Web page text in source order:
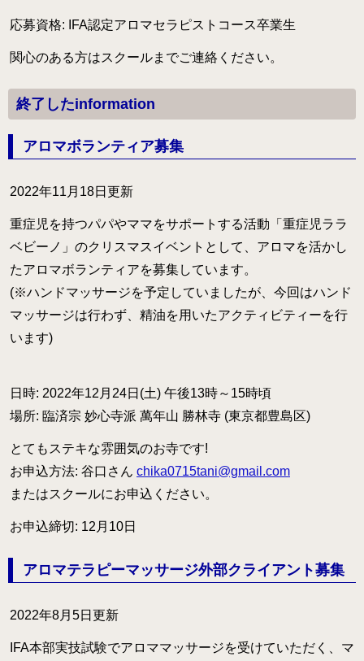
応募資格: IFA認定アロマセラピストコース卒業生
関心のある方はスクールまでご連絡ください。
終了したinformation
アロマボランティア募集
2022年11月18日更新
重症児を持つパパやママをサポートする活動「重症児ララ
ベビーノ」のクリスマスイベントとして、アロマを活かし
たアロマボランティアを募集しています。
(※ハンドマッサージを予定していましたが、今回はハンド
マッサージは行わず、精油を用いたアクティビティーを行
います)
日時: 2022年12月24日(土) 午後13時～15時頃
場所: 臨済宗 妙心寺派 萬年山 勝林寺 (東京都豊島区)
とてもステキな雰囲気のお寺です!
お申込方法: 谷口さん chika0715tani@gmail.com
またはスクールにお申込ください。
お申込締切: 12月10日
アロマテラピーマッサージ外部クライアント募集
2022年8月5日更新
IFA本部実技試験でアロママッサージを受けていただく、マ
卒業生の医療福祉への導入例
病院のアロマ施術日誌